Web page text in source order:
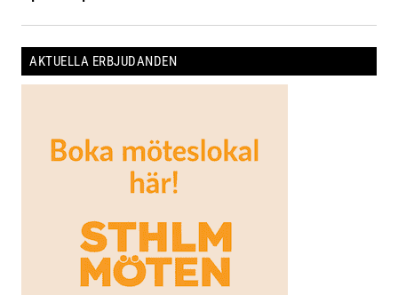
AKTUELLA ERBJUDANDEN